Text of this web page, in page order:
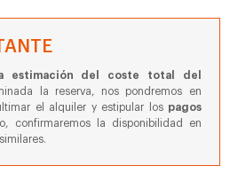
estimación del coste total del
la reserva, nos pondremos en
el alquiler y estipular los pagos
confirmaremos la disponibilidad en